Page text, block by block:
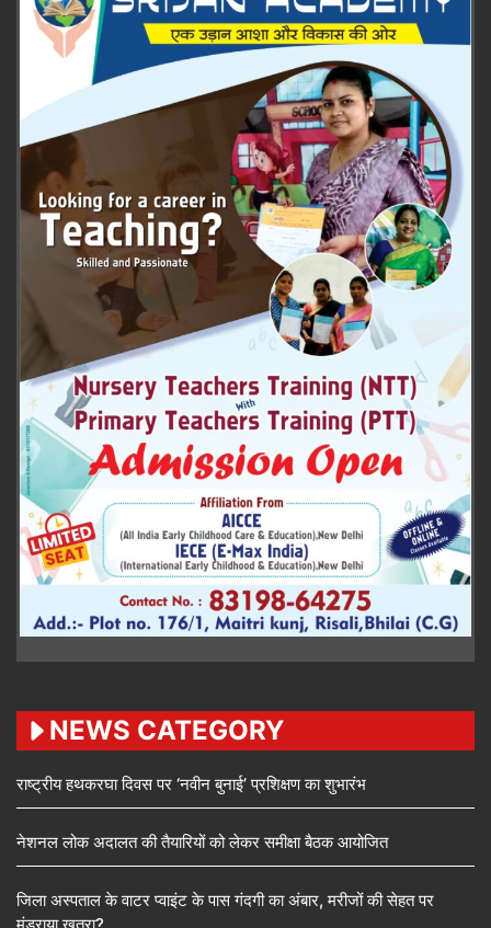
NEWS CATEGORY
राष्ट्रीय हथकरघा दिवस पर ‘नवीन बुनाई’ प्रशिक्षण का शुभारंभ
नेशनल लोक अदालत की तैयारियों को लेकर समीक्षा बैठक आयोजित
जिला अस्पताल के वाटर प्वाइंट के पास गंदगी का अंबार, मरीजों की सेहत पर